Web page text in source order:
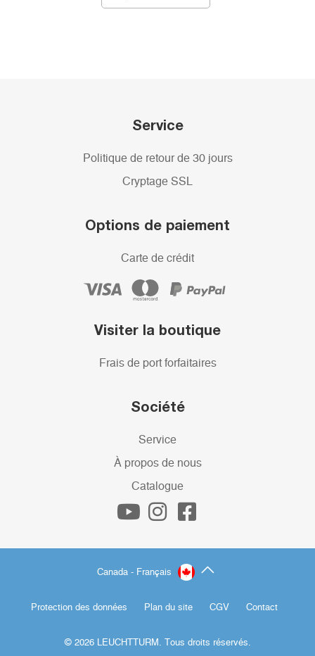
Service
Politique de retour de 30 jours
Cryptage SSL
Options de paiement
Carte de crédit
Visiter la boutique
Frais de port forfaitaires
Société
Service
À propos de nous
Catalogue
Canada - Français
Protection des données Plan du site CGV Contact
© 2026 LEUCHTTURM. Tous droits réservés.